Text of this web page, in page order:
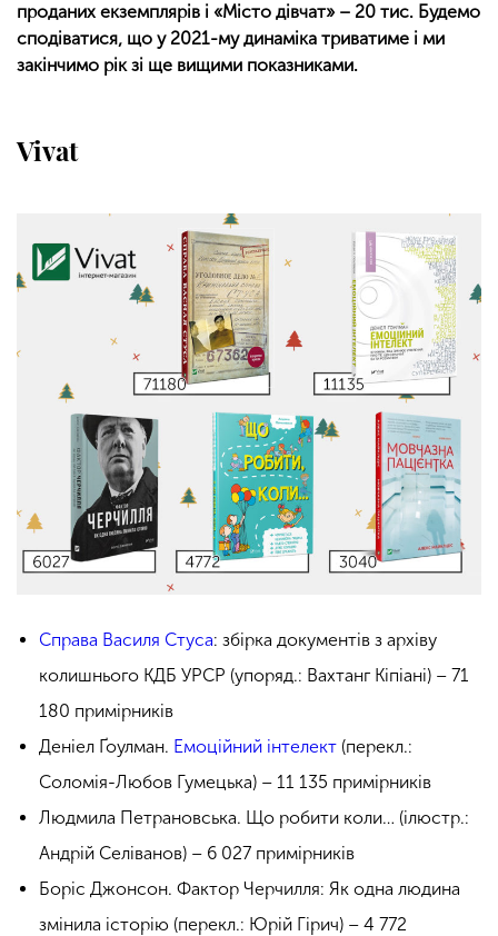
проданих екземплярів і «Місто дівчат» – 20 тис. Будемо
сподіватися, що у 2021-му динаміка триватиме і ми
закінчимо рік зі ще вищими показниками.
Vivat
Справа Василя Стуса: збірка документів з архіву
колишнього КДБ УРСР (упоряд.: Вахтанг Кіпіані) – 71
180 примірників
Денiел Ґоулман. Емоційний інтелект (перекл.:
Соломія-Любов Гумецька) – 11 135 примірників
Людмила Петрановська. Що робити коли… (ілюстр.:
Андрій Селіванов) – 6 027 примірників
Боріс Джонсон. Фактор Черчилля: Як одна людина
змінила історію (перекл.: Юрій Гірич) – 4 772